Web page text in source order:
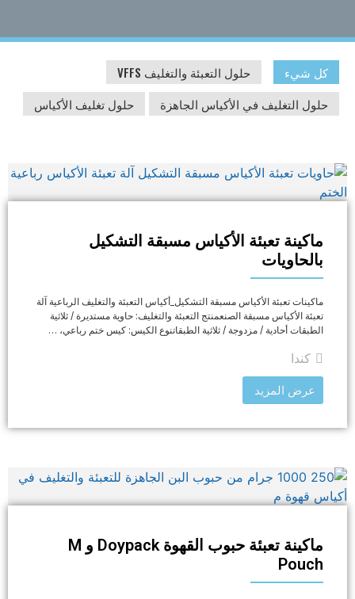
كل شيء
حلول التعبئة والتغليف VFFS
حلول التغليف في الأكياس الجاهزة
حلول تغليف الأكياس
ماكينة تعبئة الأكياس مسبقة التشكيل
بالحاويات
ماكينات تعبئة الأكياس مسبقة التشكيل_أكياس التعبئة والتغليف الرباعية آلة
تعبئة الأكياس مسبقة الصنعمنتج التعبئة والتغليف: حاوية مستديرة / ثلاثية
الطبقات أحادية / مزدوجة / ثلاثية الطبقاتنوع الكيس: كيس ختم رباعي، …
كندا
عرض المزيد
ماكينة تعبئة حبوب القهوة Doypack و M
Pouch